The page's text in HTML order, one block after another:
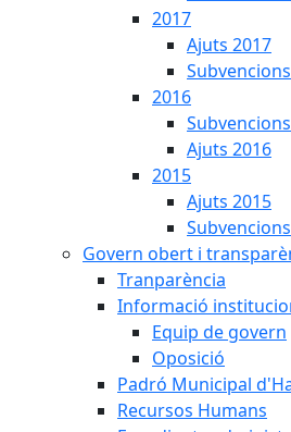
2017
Ajuts 2017
2016
Ajuts 2016
2015
Ajuts 2015
Govern obert i
Tranparència
Informació
Equip de govern
Oposició
Padró Municipal
Recursos Humans